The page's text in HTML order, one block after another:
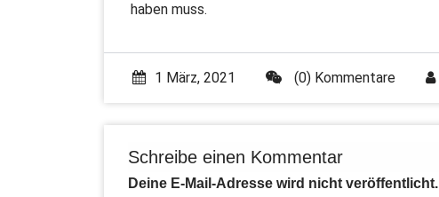
haben muss.
1 März, 2021 (0) Kommentare
Schreibe einen Kommentar
Deine E-Mail-Adresse wird nicht veröffentlicht.